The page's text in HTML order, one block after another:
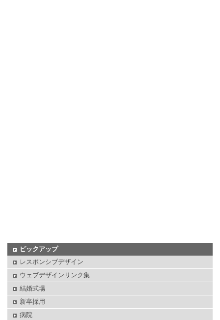
ピックアップ
レスポンシブデザイン
ウェブデザインリンク集
結婚式場
新卒採用
病院